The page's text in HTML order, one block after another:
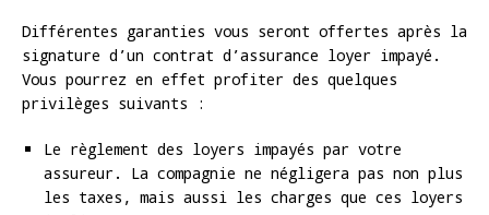
Différentes garanties vous seront offertes après la
signature d’un contrat d’assurance loyer impayé.
Vous pourrez en effet profiter des quelques
privilèges suivants :
Le règlement des loyers impayés par votre
assureur. La compagnie ne négligera pas non plus
les taxes, mais aussi les charges que ces loyers